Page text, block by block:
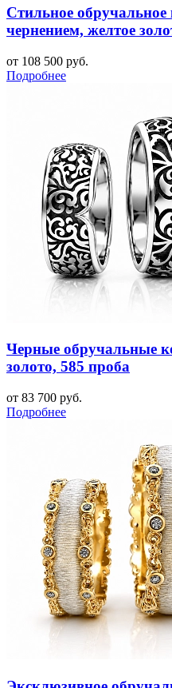
Стильное обручальное
чернением, желтое
от 108 500 руб.
Подробнее
Черные обручальные
золото, 585 проба
от 83 700 руб.
Подробнее